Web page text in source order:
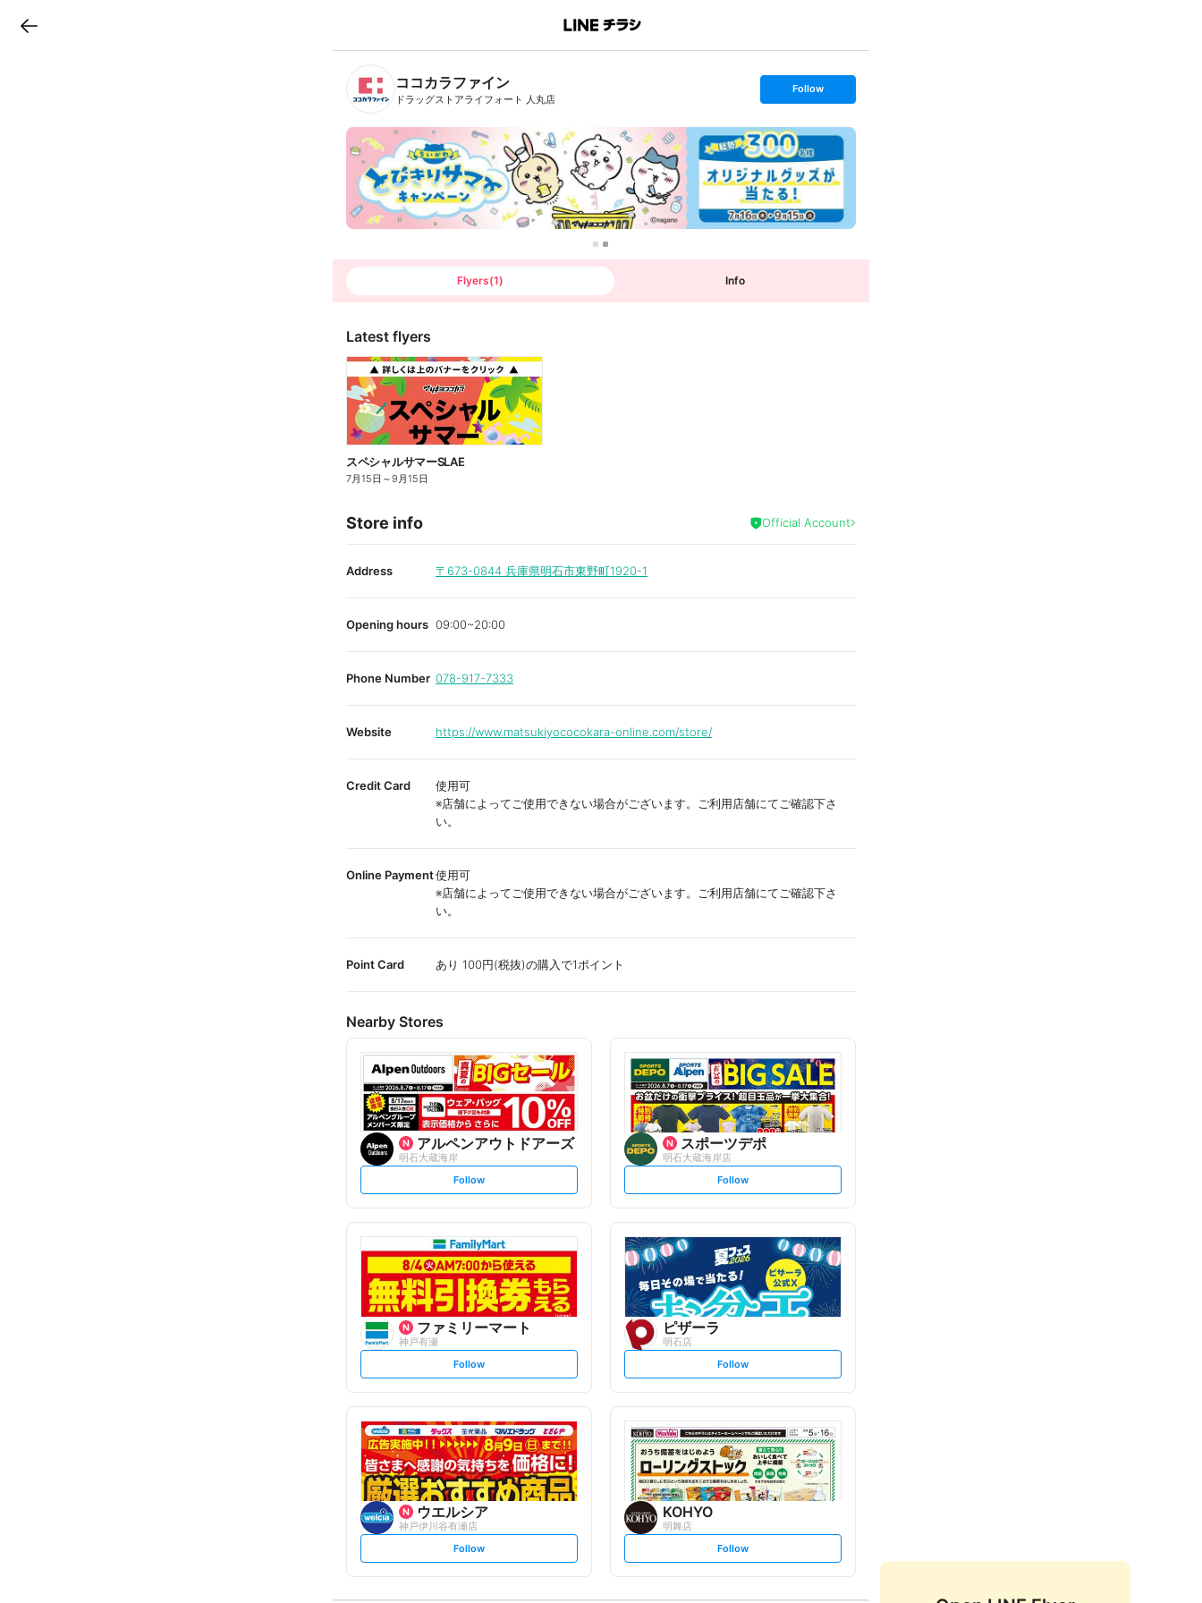
B
n
T
ココカラファイン
ドラッグストアライフォート 人丸店
s
t
o
l
l
o
w
Follow
Flyers(1) Info
Latest flyers
スペシャルサマーSLAE
7月15日 ～9月15日
Store info Official Account
Address 〒673-0844 兵庫県明石市東野町1920-1
Opening hours 09:00~20:00
Phone Number 078-917-7333
Website https://www.matsukiyococokara-online.com/store/
Credit Card
使用可
※店舗によってご使用できない場合がございます。ご利用店舗にてご確認下さ
い。
Online Payment使用可
※店舗によってご使用できない場合がございます。ご利用店舗にてご確認下さ
い。
Point Card あり 100円(税抜)の購入で1ポイント
Nearby Stores
アルペンアウトドアーズ
明石大蔵海岸
s
t
l
o
w
Follow
スポーツデポ
明石大蔵海岸店
s
t
l
o
w
Follow
ファミリーマート
神戸有瀬
s
t
l
o
w
Follow
ピザーラ
明石店
s
t
o
w
Follow
ウエルシア
神戸伊川谷有瀬店
s
t
Follow
KOHYO
明舞店
s
t
Follow